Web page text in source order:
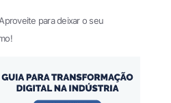
para deixar o seu